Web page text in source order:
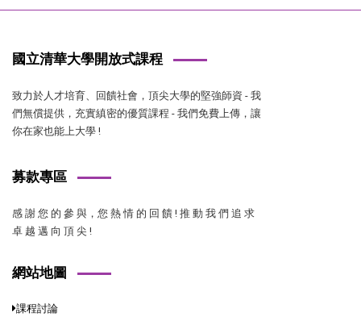
國立清華大學開放式課程
致力於人才培育、回饋社會，頂尖大學的堅強師資 - 我
們無償提供，充實縝密的優質課程 - 我們免費上傳，讓
你在家也能上大學 !
募款專區
感 謝 您 的 參 與，您 熱 情 的 回 饋 ! 推 動 我 們 追 求
卓 越 邁 向 頂 尖 !
網站地圖
課程討論